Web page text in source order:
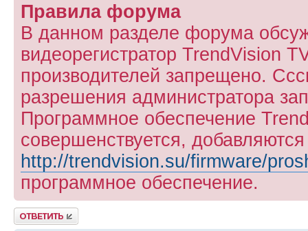
Правила форума
В данном разделе форума
видеорегистратор TrendVision
производителей запрещено.
разрешения администратора
Программное обеспечение
совершенствуется,
http://trendvision.su/firmware/
программное обеспечение.
Ответить